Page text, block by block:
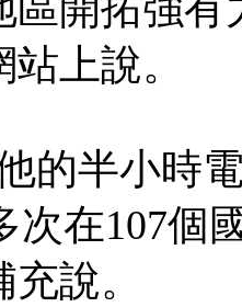
上說。
的半小時
次在107個
說。